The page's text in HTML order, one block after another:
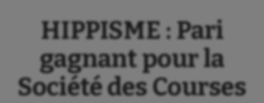
HIPPISME : Pari
gagnant pour la
Société des Courses